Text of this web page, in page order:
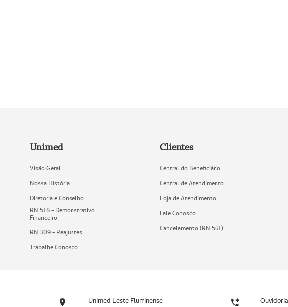
Unimed
Visão Geral
Nossa História
Diretoria e Conselho
RN 518 - Demonstrativo
Financeiro
RN 309 - Reajustes
Trabalhe Conosco
Clientes
Central do Beneficiário
Central de Atendimento
Loja de Atendimento
Fale Conosco
Cancelamento (RN 561)
Unimed Leste Fluminense Ouvidoria